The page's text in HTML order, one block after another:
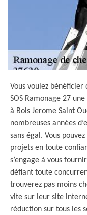
Vous voulez
SOS Ramonage 27
à Bois Jerome Saint
nombreuses années
sans égal. Vous
projets en toute
s’engage à vous
défiant toute
trouverez pas moins
vite sur leur site
réduction sur tous les